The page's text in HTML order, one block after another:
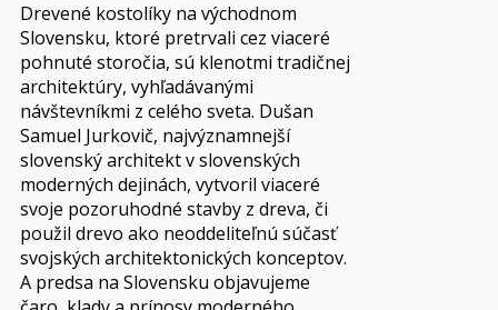
Drevené kostolíky na východnom
Slovensku, ktoré pretrvali cez viaceré
pohnuté storočia, sú klenotmi tradičnej
architektúry, vyhľadávanými
návštevníkmi z celého sveta. Dušan
Samuel Jurkovič, najvýznamnejší
slovenský architekt v slovenských
moderných dejinách, vytvoril viaceré
svoje pozoruhodné stavby z dreva, či
použil drevo ako neoddeliteľnú súčasť
svojských architektonických konceptov.
A predsa na Slovensku objavujeme